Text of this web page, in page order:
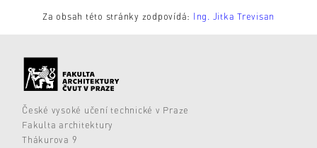
Za obsah této stránky zodpovídá: Ing. Jitka Trevisan
České vysoké učení technické v Praze
Fakulta architektury
Thákurova 9